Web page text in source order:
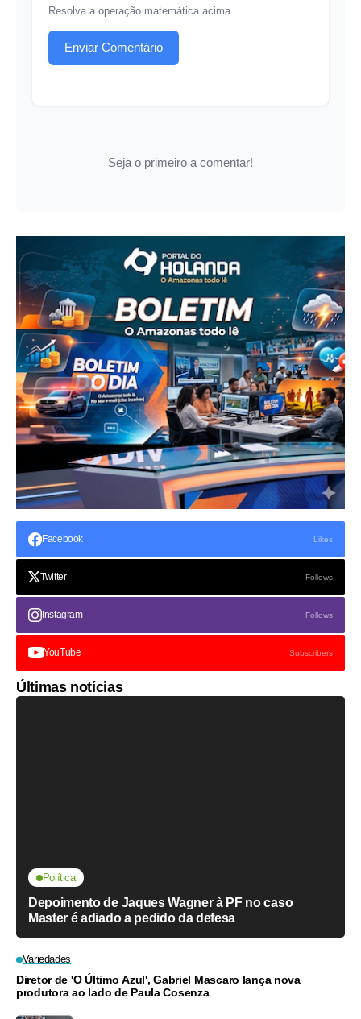
Resolva a operação matemática acima
Enviar Comentário
Seja o primeiro a comentar!
Facebook Likes
Twitter Follows
Instagram Follows
YouTube Subscribers
Últimas notícias
Política
Depoimento de Jaques Wagner à PF no caso
Master é adiado a pedido da defesa
Variedades
Diretor de 'O Último Azul', Gabriel Mascaro lança nova
produtora ao lado de Paula Cosenza